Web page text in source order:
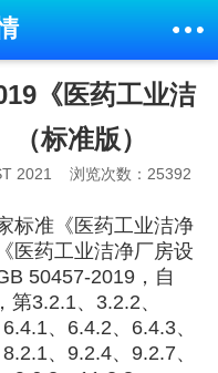
《医药工业洁
标准版）
2021 浏览次数：25392
标准《医药工业洁净
医药工业洁净厂房设
50457-2019，自
3.2.1、3.2.2、
、6.4.2、6.4.3、
、9.2.4、9.2.7、